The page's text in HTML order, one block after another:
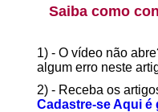
Saiba como
1) - O vídeo não
algum erro neste
2) - Receba os
Cadastre-se Aqui é